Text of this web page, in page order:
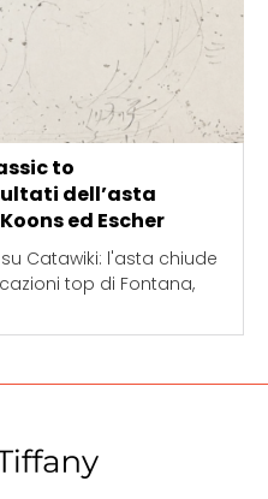
to
dell’asta
ed Escher
Catawiki: l'asta chiude
top di Fontana,